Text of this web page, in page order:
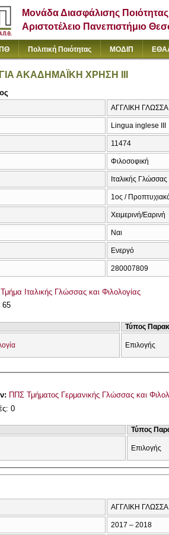
Μονάδα Διασφάλισης Ποιότητας
Αριστοτέλειο Πανεπιστήμιο
Πολιτική Ποιότητας ΜΟΔΙΠ
ΑΚΑΔΗΜΑΪΚΗ ΧΡΗΣΗ ΙΙΙ
ΑΓΓΛΙΚΗ ΓΛΩΣΣΑ
Lingua inglese IΙΙ
11474
Φιλοσοφική
Ιταλικής
1ος /
Χειμερινή/Εαρινή
Ναι
Ενεργό
280007809
Τμήμα Ιταλικής Γλώσσας και Φιλολογίας
65
Τύπος
Επιλογής
ΠΠΣ Τμήματος Γερμανικής Γλώσσας και
0
Τύπος
Επιλογής
ΑΓΓΛΙΚΗ ΓΛΩΣΣΑ
2017 – 2018